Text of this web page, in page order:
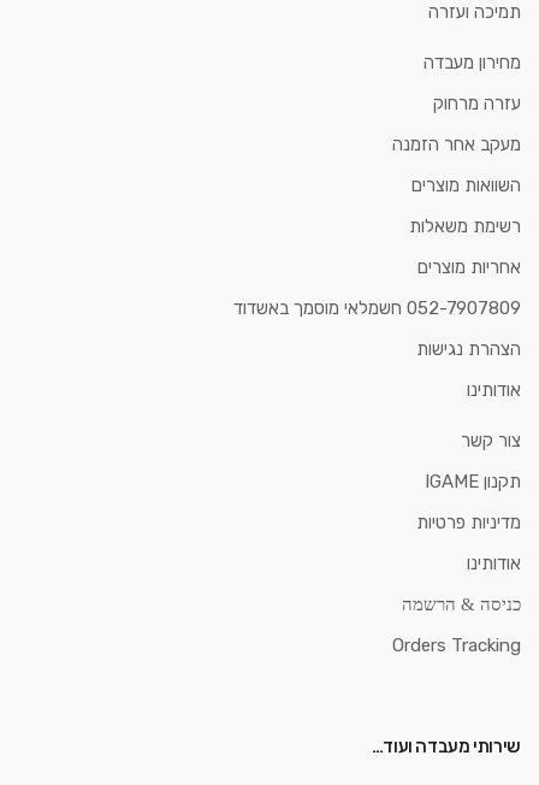
תמיכה ועזרה
מחירון מעבדה
עזרה מרחוק
מעקב אחר הזמנה
השוואות מוצרים
רשימת משאלות
אחריות מוצרים
052-7907809 חשמלאי מוסמך באשדוד
הצהרת נגישות
אודותינו
צור קשר
תקנון IGAME
מדיניות פרטיות
אודותינו
כניסה & הרשמה
Orders Tracking
שירותי מעבדה ועוד…